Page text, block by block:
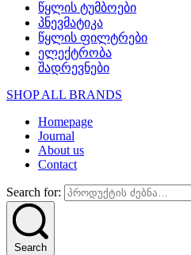
წყლის ტუმბოები
პნევმატიკა
წყლის ფილტრები
ელექტრობა
შადრევნები
SHOP ALL BRANDS​
Homepage
Journal
About us
Contact
Search for:
Search